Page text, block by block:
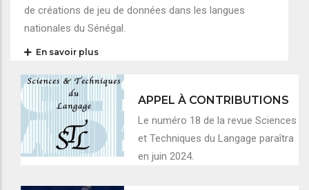
de créations de jeu de données dans les langues
nationales du Sénégal.
En savoir plus
APPEL À CONTRIBUTIONS
Le numéro 18 de la revue Sciences
et Techniques du Langage paraîtra
en juin 2024.